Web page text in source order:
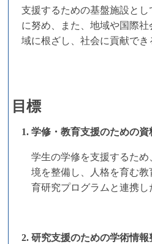
支援するための基盤施設と
に努め、また、地域や国際
域に根ざし、社会に貢献でき
目標
1. 学修・教育支援のための
学生の学修を支援するた
境を整備し、人格を育む
育研究プログラムと連携し
2. 研究支援のための学術情報